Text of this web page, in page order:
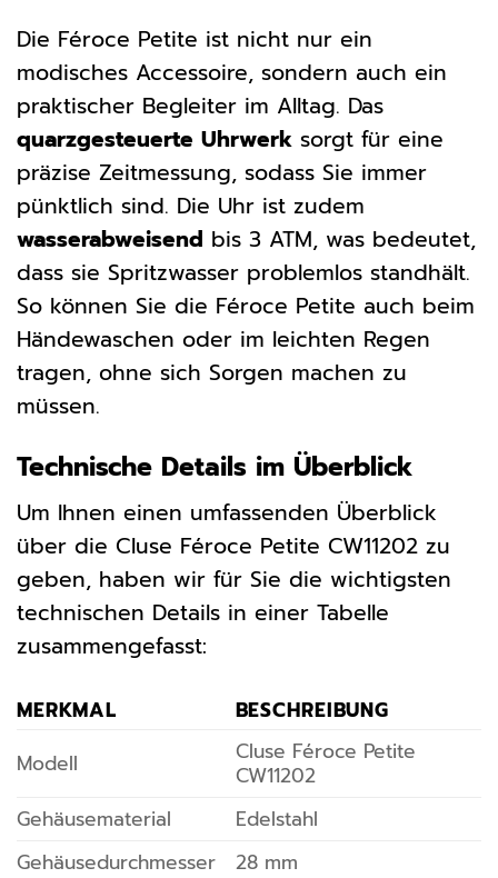
Die Féroce Petite ist nicht nur ein
modisches Accessoire, sondern auch ein
praktischer Begleiter im Alltag. Das
quarzgesteuerte Uhrwerk sorgt für eine
präzise Zeitmessung, sodass Sie immer
pünktlich sind. Die Uhr ist zudem
wasserabweisend bis 3 ATM, was bedeutet,
dass sie Spritzwasser problemlos standhält.
So können Sie die Féroce Petite auch beim
Händewaschen oder im leichten Regen
tragen, ohne sich Sorgen machen zu
müssen.
Technische Details im Überblick
Um Ihnen einen umfassenden Überblick
über die Cluse Féroce Petite CW11202 zu
geben, haben wir für Sie die wichtigsten
technischen Details in einer Tabelle
zusammengefasst:
MERKMAL
BESCHREIBUNG
Modell
Cluse Féroce Petite
CW11202
Gehäusematerial
Edelstahl
Gehäusedurchmesser
28 mm